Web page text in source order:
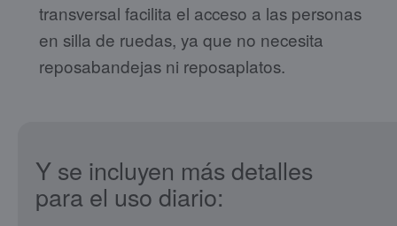
transversal facilita el acceso a las personas
en silla de ruedas, ya que no necesita
reposabandejas ni reposaplatos.
Y se incluyen más detalles
para el uso diario: